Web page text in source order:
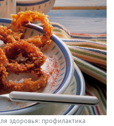
здоровья: профилактика